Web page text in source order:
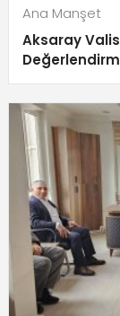
Ana Manşet
Aksaray